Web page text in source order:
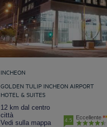
INCHEON
GOLDEN TULIP INCHEON AIRPORT
HOTEL & SUITES
12 km dal centro
città
Vedi sulla mappa
4.5 Eccellente